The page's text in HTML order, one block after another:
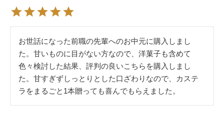
お世話になった前職の先輩へのお中元に購入しまし
た。甘いものに目がない方なので、洋菓子も含めて
色々検討した結果、評判の良いこちらを購入しまし
た。甘すぎずしっとりとした口ざわりなので、カステ
ラをまるごと1本贈っても喜んでもらえました。